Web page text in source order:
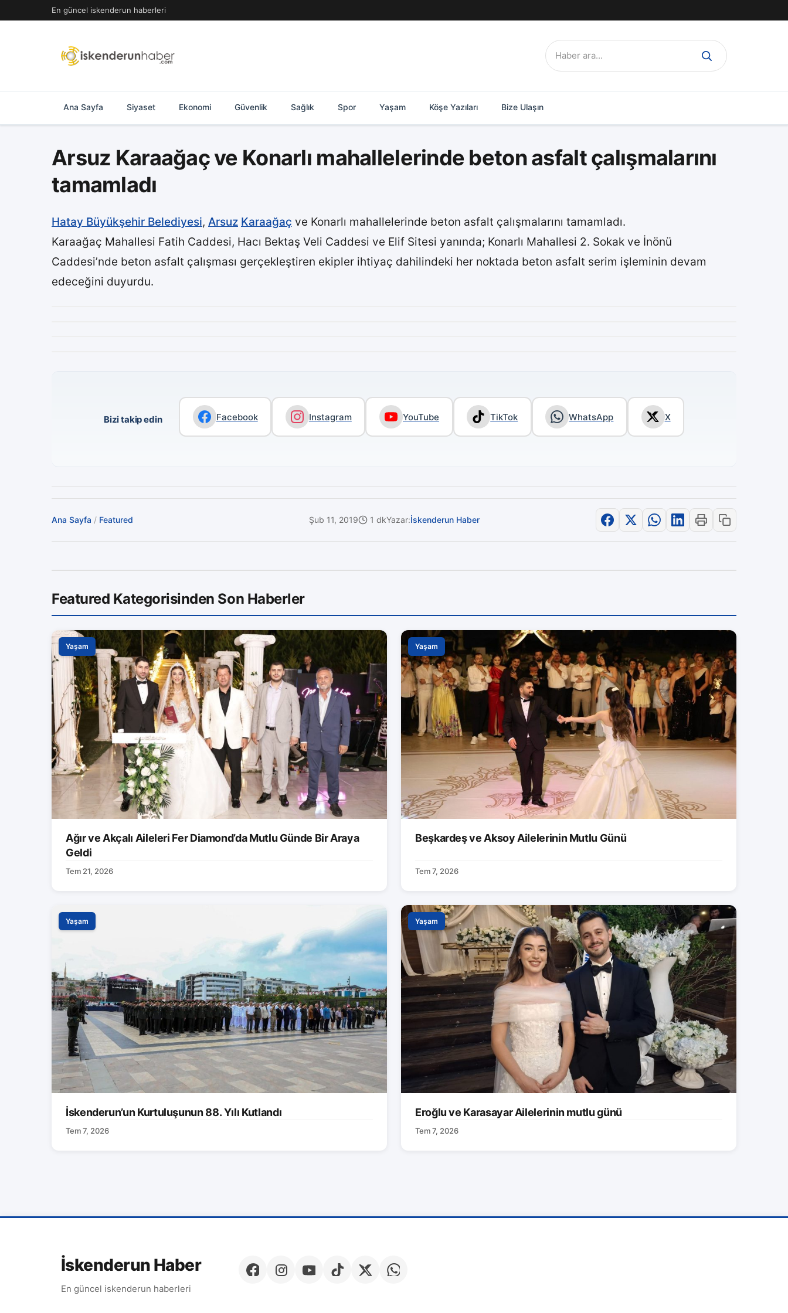
geç
En güncel iskenderun haberleri
Ara:
Ana Sayfa Siyaset Ekonomi Güvenlik Sağlık Spor Yaşam Köşe Yazıları Bize Ulaşın
Arsuz Karaağaç ve Konarlı mahallelerinde beton asfalt çalışmalarını
tamamladı
Hatay Büyükşehir Belediyesi, Arsuz Karaağaç ve Konarlı mahallelerinde beton asfalt çalışmalarını tamamladı.
Karaağaç Mahallesi Fatih Caddesi, Hacı Bektaş Veli Caddesi ve Elif Sitesi yanında; Konarlı Mahallesi 2. Sokak ve İnönü
Caddesi’nde beton asfalt çalışması gerçekleştiren ekipler ihtiyaç dahilindeki her noktada beton asfalt serim işleminin devam
edeceğini duyurdu.
Bizi takip edin Facebook Instagram YouTube TikTok WhatsApp X
Ana Sayfa / Featured Şub 11, 2019 1 dkYazar:İskenderun Haber
Featured Kategorisinden Son Haberler
Yaşam
Ağır ve Akçalı Aileleri Fer Diamond’da Mutlu Günde Bir Araya
Geldi
Tem 21, 2026
Yaşam
Beşkardeş ve Aksoy Ailelerinin Mutlu Günü
Tem 7, 2026
Yaşam
İskenderun’un Kurtuluşunun 88. Yılı Kutlandı
Tem 7, 2026
Yaşam
Eroğlu ve Karasayar Ailelerinin mutlu günü
Tem 7, 2026
İskenderun Haber
En güncel iskenderun haberleri